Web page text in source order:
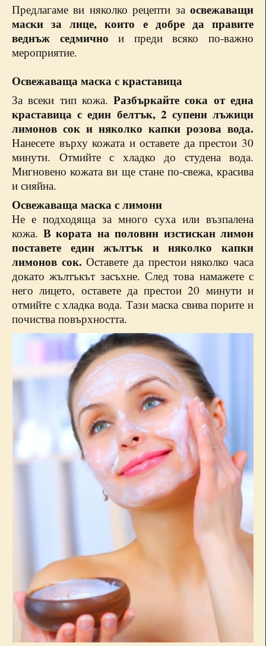
Предлагаме ви няколко рецепти за освежаващи
маски за лице, които е добре да правите
веднъж седмично и преди всяко по-важно
мероприятие.
Освежаваща маска с краставица
За всеки тип кожа. Разбъркайте сока от една
краставица с един белтък, 2 супени лъжици
лимонов сок и няколко капки розова вода.
Нанесете върху кожата и оставете да престои 30
минути. Отмийте с хладко до студена вода.
Мигновено кожата ви ще стане по-свежа, красива
и сияйна.
Освежаваща маска с лимони
Не е подходяща за много суха или възпалена
кожа. В кората на половин изстискан лимон
поставете един жълтък и няколко капки
лимонов сок. Оставете да престои няколко часа
докато жълтъкът засъхне. След това намажете с
него лицето, оставете да престои 20 минути и
отмийте с хладка вода. Тази маска свива порите и
почиства повърхността.